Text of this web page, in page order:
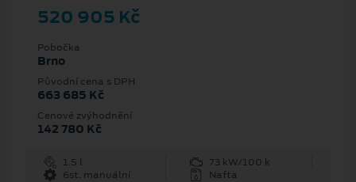
520 905 Kč
Pobočka
Brno
Původní cena s DPH
663 685 Kč
Cenové zvýhodnění
142 780 Kč
1.5 l
73 kW/100 k
6st. manuální
Nafta